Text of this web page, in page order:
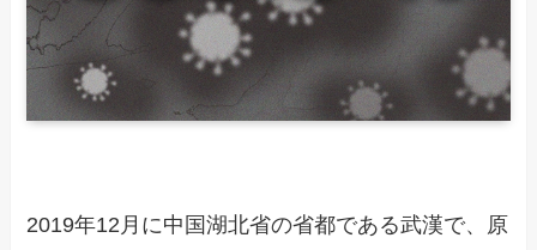
2019年12月に中国湖北省の省都である武漢で、原